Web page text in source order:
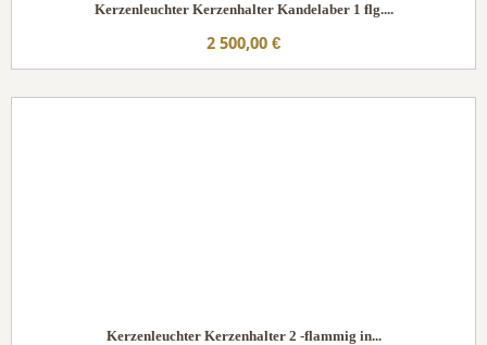
Kerzenleuchter Kerzenhalter Kandelaber 1 flg....
2 500,00 €
Kerzenleuchter Kerzenhalter 2 -flammig in...